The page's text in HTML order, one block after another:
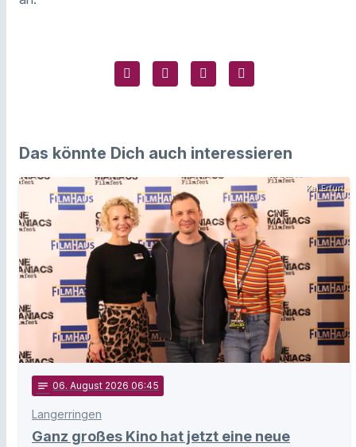
Das könnte Dich auch interessieren
Kai Erfurt
notes 06. August 2026 06:45
Langerringen
Ganz großes Kino hat jetzt eine neue